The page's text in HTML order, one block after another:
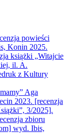
powieści
Konin 2025.
książki „Witajcie
il. A.
z Kultury
Aga
2023. [recenzja
3/2025].
zbioru
wyd. Ibis,